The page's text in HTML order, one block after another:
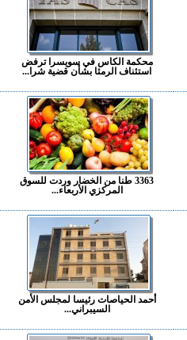
محكمة الكاس في سويسرا ترفض
استئناف الرمثا بشأن قضية شرا...
3363 طنا من الخضار وردت للسوق
المركزي الأربعاء...
أحمد الحياصات رئيسا لمجلس الأمن
السيبراني...